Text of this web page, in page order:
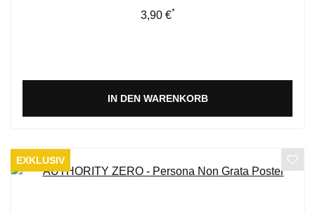
Regulärer Preis:
3,90 €*
IN DEN WARENKORB
EXKLUSIV